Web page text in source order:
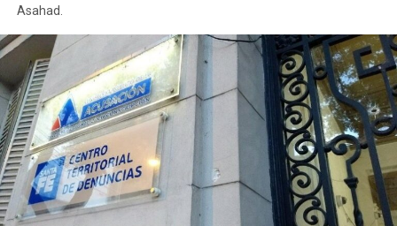
Asahad.